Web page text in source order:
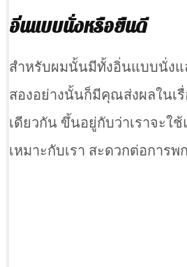
อิ่นแบบนั่งหรือยืนดี
สำหรับผมนั้นมีทั้งอิ่นแบบนั่ง
สองอย่างนั้นก็มีคุณส่งผลในเ
เดียวกัน ขึ้นอยู่กับว่าเราจะใ
เหมาะกับเรา สะดวกต่อการพ